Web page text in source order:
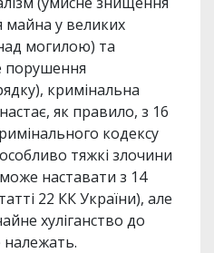
у великих
могилою) та
порушення
кримінальна
як правило, з 16
кодексу
тяжкі злочини
наставати з 14
22 КК України), але
хуліганство до
належать.